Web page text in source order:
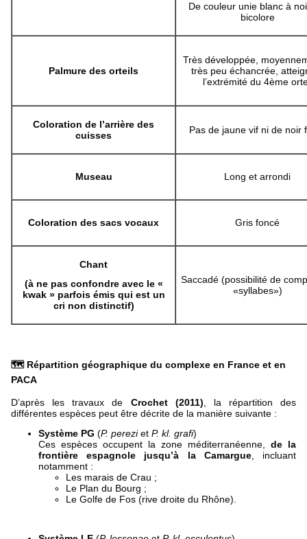
De couleur unie blanc à
bicolore
Palmure des orteils
Très développée,
très peu échancrée,
l’extrémité du 4ème
Coloration de l’arrière des
cuisses
Pas de jaune vif ni de noir
Museau Long et arrondi
Coloration des sacs vocaux Gris foncé
Chant
(à ne pas confondre avec le «
kwak » parfois émis qui est un
cri non distinctif)
Saccadé (possibilité de
«syllabes»)
🗺️ Répartition géographique du complexe en France et en
PACA
D’après les travaux de Crochet (2011) , la répartition des
différentes espèces peut être décrite de la manière suivante :
Système PG (P. pereziet P. kl. grafi)
Ces espèces occupent la zone méditerranéenne, de la
frontière espagnole jusqu’à la Camargue, incluant
notamment :
Les marais de Crau ;
Le Plan du Bourg ;
Le Golfe de Fos (rive droite du Rhône).